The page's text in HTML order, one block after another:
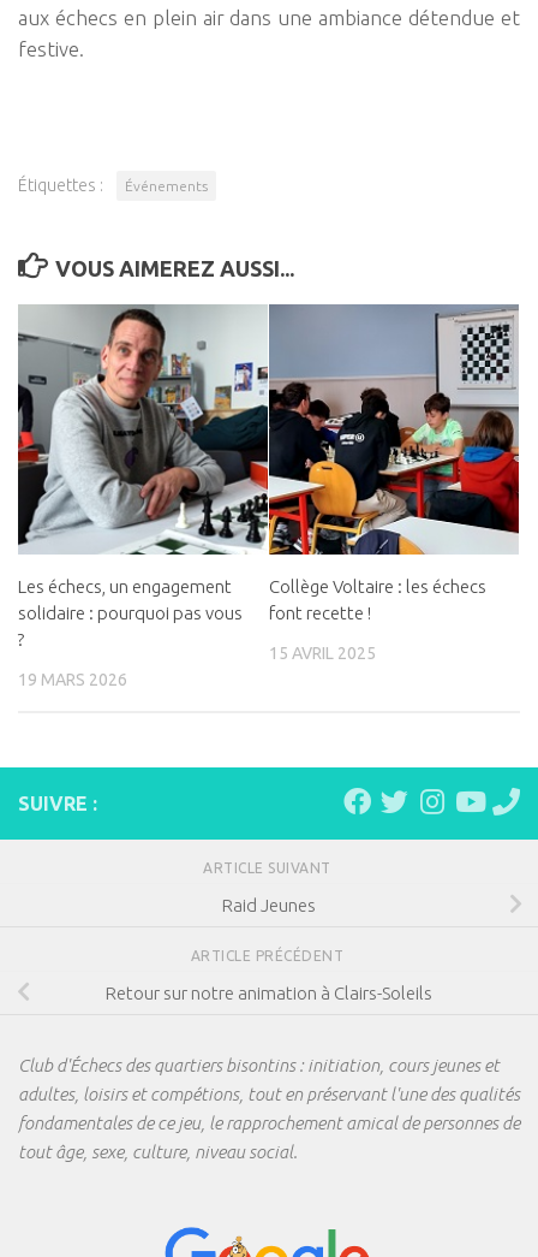
aux échecs en plein air dans une ambiance détendue et
festive.
Étiquettes : Événements
VOUS AIMEREZ AUSSI...
Les échecs, un engagement
solidaire : pourquoi pas vous
?
19 MARS 2026
Collège Voltaire : les échecs
font recette !
15 AVRIL 2025
SUIVRE :
ARTICLE SUIVANT
Raid Jeunes
ARTICLE PRÉCÉDENT
Retour sur notre animation à Clairs-Soleils
Club d'Échecs des quartiers bisontins : initiation, cours jeunes et
adultes, loisirs et compétions, tout en préservant l'une des qualités
fondamentales de ce jeu, le rapprochement amical de personnes de
tout âge, sexe, culture, niveau social.